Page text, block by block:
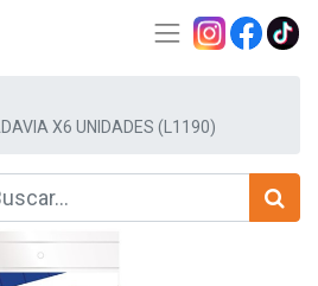
X6 UNIDADES (L1190)